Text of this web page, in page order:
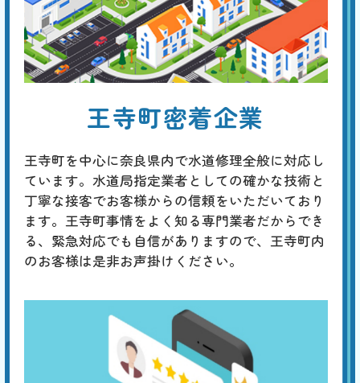
トイレのリフォーム
基本料
3,000円 W
EB
定
割
作業費
38,500円
部品代
0円〜
合計38,500
省エネな照明への改善など、規模や予算に応じたトータルなコーディネ
ートが行えます。
王寺町密着企業
王寺町を中心に奈良県内で水道修理全般に対応し
ています。水道局指定業者としての確かな技術と
丁寧な接客でお客様からの信頼をいただいており
ます。王寺町事情をよく知る専門業者だからでき
る、緊急対応でも自信がありますので、王寺町内
のお客様は是非お声掛けください。